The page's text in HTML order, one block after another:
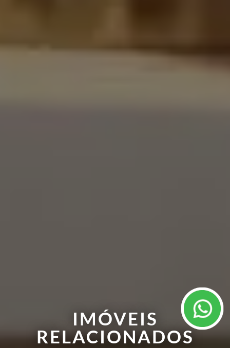
IMÓVEIS
RELACIONADOS